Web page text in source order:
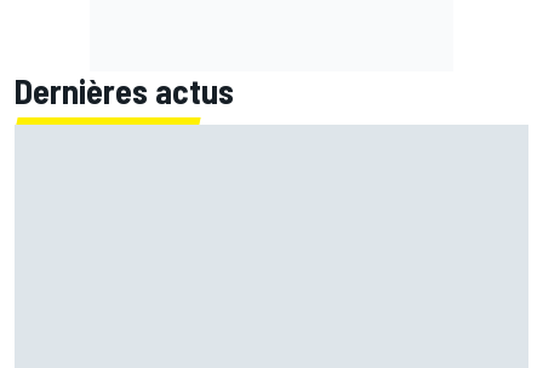
Dernières actus